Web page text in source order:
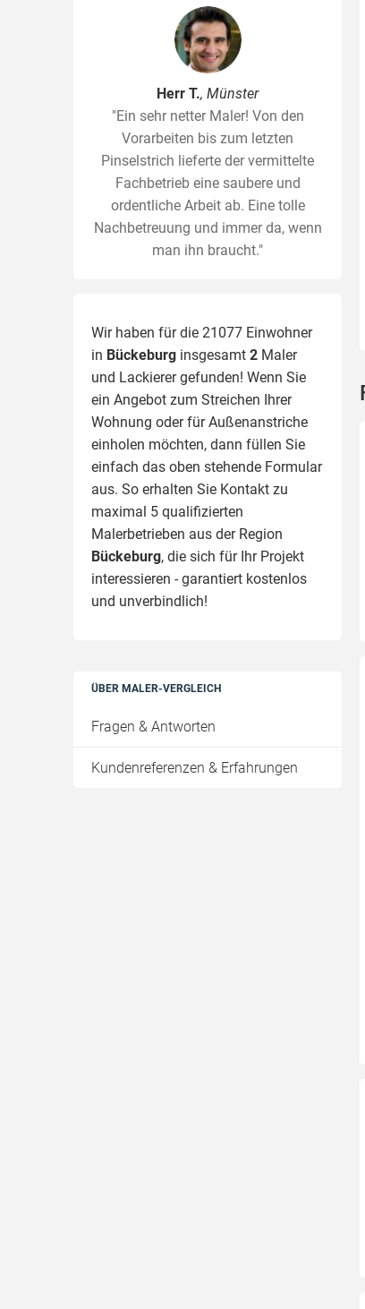
Herr T., Münster
"Ein sehr netter Maler! Von den
Vorarbeiten bis zum letzten
Pinselstrich lieferte der vermittelte
Fachbetrieb eine saubere und
ordentliche Arbeit ab. Eine tolle
Nachbetreuung und immer da, wenn
man ihn braucht."
Wir haben für die 21077 Einwohner
in Bückeburg insgesamt 2 Maler
und Lackierer gefunden! Wenn Sie
ein Angebot zum Streichen Ihrer
Wohnung oder für Außenanstriche
einholen möchten, dann füllen Sie
einfach das oben stehende Formular
aus. So erhalten Sie Kontakt zu
maximal 5 qualifizierten
Malerbetrieben aus der Region
Bückeburg, die sich für Ihr Projekt
interessieren - garantiert kostenlos
und unverbindlich!
ÜBER MALER-VERGLEICH
Fragen & Antworten
Kundenreferenzen & Erfahrungen